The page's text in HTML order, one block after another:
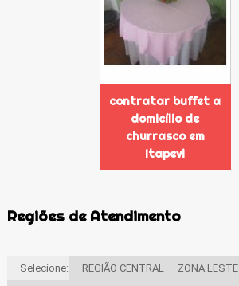
contratar buffet a
domicílio de
churrasco em
Itapevi
Regiões de Atendimento
Selecione: REGIÃO CENTRAL ZONA LESTE